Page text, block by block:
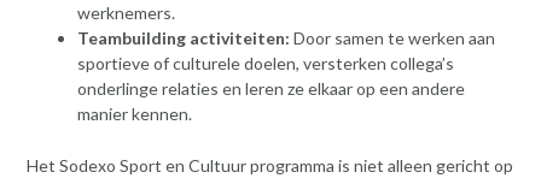
werknemers.
Teambuilding activiteiten: Door samen te werken aan
sportieve of culturele doelen, versterken collega’s
onderlinge relaties en leren ze elkaar op een andere
manier kennen.
Het Sodexo Sport en Cultuur programma is niet alleen gericht op